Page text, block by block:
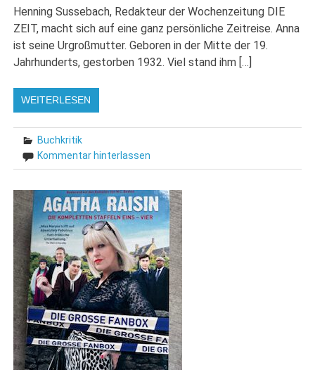
Henning Sussebach, Redakteur der Wochenzeitung DIE
ZEIT, macht sich auf eine ganz persönliche Zeitreise. Anna
ist seine Urgroßmutter. Geboren in der Mitte der 19.
Jahrhunderts, gestorben 1932. Viel stand ihm […]
WEITERLESEN
Buchkritik
Kommentar hinterlassen